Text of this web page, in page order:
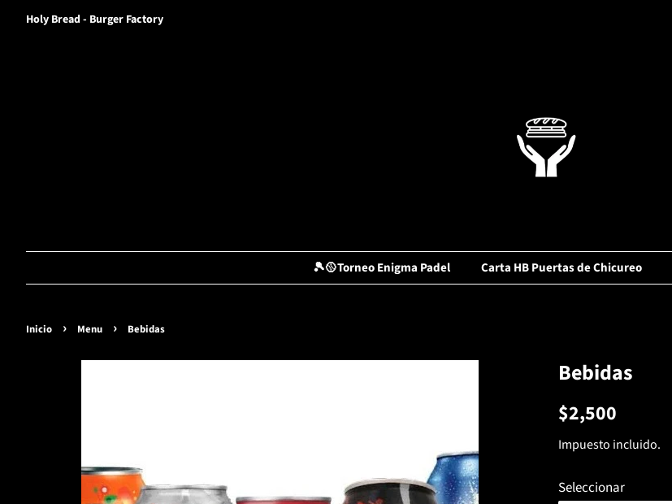
Holy Bread - Burger Factory
🎾🥎Torneo Enigma Padel Carta HB Puertas de Chicureo
Inicio › Menu › Bebidas
Bebidas
Precio
$2,500
venta
Impuesto incluido.
Seleccionar